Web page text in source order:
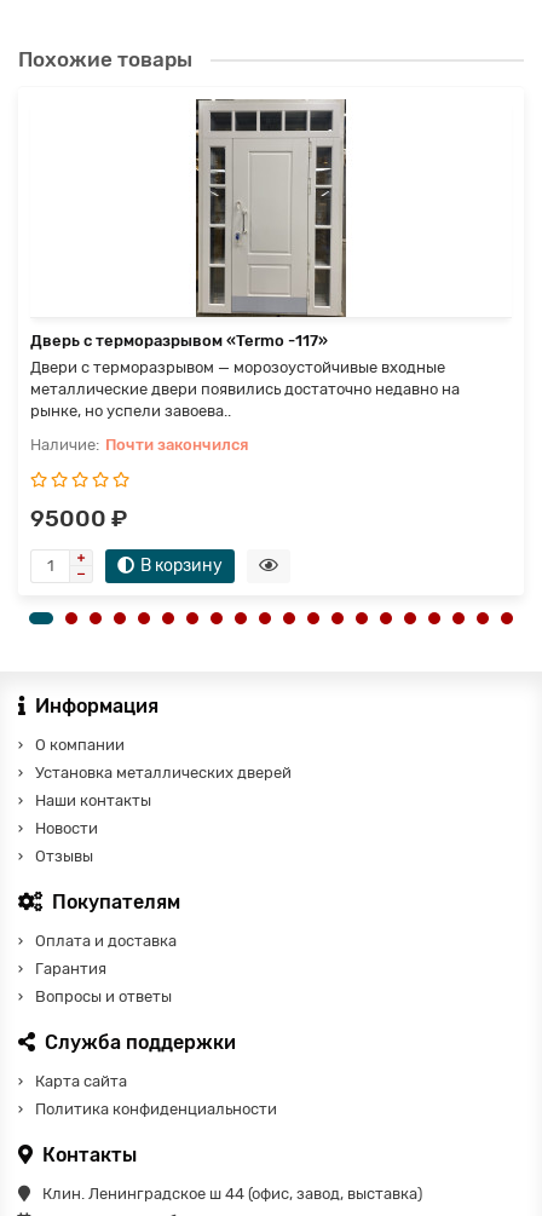
Похожие товары
Дверь с терморазрывом «Termo -117»
Двери с терморазрывом — морозоустойчивые входные
металлические двери появились достаточно недавно на
рынке, но успели завоева..
Почти закончился
95000 ₽
В корзину
Информация
О компании
Установка металлических дверей
Наши контакты
Новости
Отзывы
Покупателям
Оплата и доставка
Гарантия
Вопросы и ответы
Служба поддержки
Карта сайта
Политика конфиденциальности
Контакты
Клин. Ленинградское ш 44 (офис, завод, выставка)